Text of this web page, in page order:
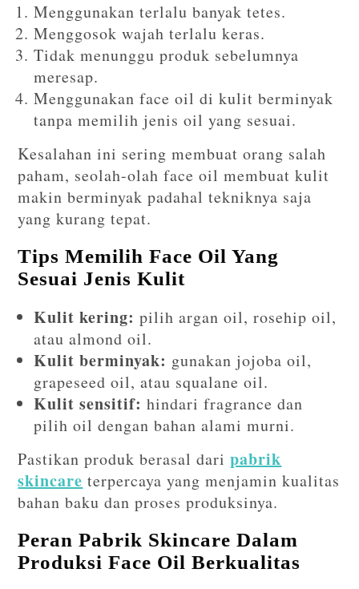
Menggunakan terlalu banyak tetes.
Menggosok wajah terlalu keras.
Tidak menunggu produk sebelumnya
meresap.
Menggunakan face oil di kulit berminyak
tanpa memilih jenis oil yang sesuai.
Kesalahan ini sering membuat orang salah
paham, seolah-olah face oil membuat kulit
makin berminyak padahal tekniknya saja
yang kurang tepat.
Tips Memilih Face Oil Yang
Sesuai Jenis Kulit
Kulit kering: pilih argan oil, rosehip oil,
atau almond oil.
Kulit berminyak: gunakan jojoba oil,
grapeseed oil, atau squalane oil.
Kulit sensitif: hindari fragrance dan
pilih oil dengan bahan alami murni.
Pastikan produk berasal daripabrik
skincare terpercaya yang menjamin kualitas
bahan baku dan proses produksinya.
Peran Pabrik Skincare Dalam
Produksi Face Oil Berkualitas